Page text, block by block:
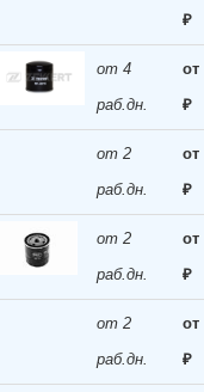
₽
от 4
раб.дн.
от
₽
от 2
раб.дн.
от
₽
от 2
раб.дн.
от
₽
от 2
раб.дн.
от
₽